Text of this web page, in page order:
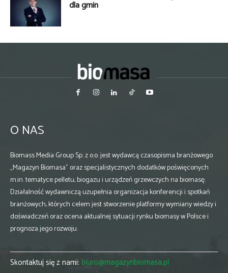
dla gmin
O NAS
Biomass Media Group Sp. z o.o. jest wydawcą czasopisma branżowego
„Magazyn Biomasa” oraz specjalistycznych dodatków poświęconych
m.in. tematyce pelletu, biogazu i urządzeń grzewczych na biomasę.
Działalność wydawniczą uzupełnia organizacja konferencji i spotkań
branżowych, których celem jest stworzenie platformy wymiany wiedzy i
doświadczeń oraz ocena aktualnej sytuacji rynku biomasy w Polsce i
prognoza jego rozwoju.
Skontaktuj się z nami: biuro@magazynbiomasa.pl